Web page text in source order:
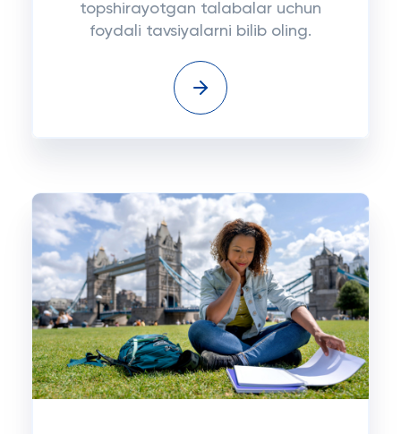
topshirayotgan talabalar uchun
foydali tavsiyalarni bilib oling.